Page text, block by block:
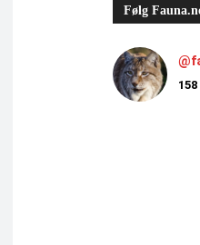
Følg
158